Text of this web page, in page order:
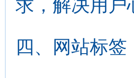
求，解决用户
四、网站标签